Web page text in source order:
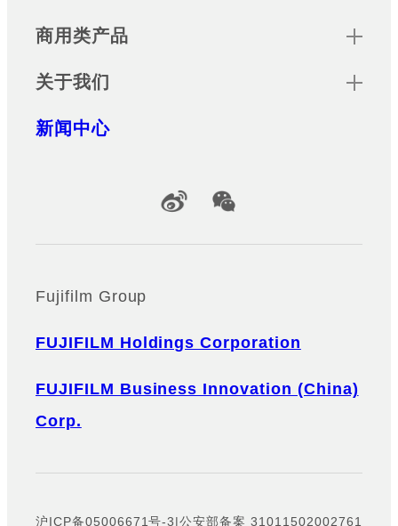
商用类产品
关于我们
新闻中心
Official Social Media Accounts
Fujifilm Group
FUJIFILM Holdings Corporation
FUJIFILM Business Innovation (China)
Corp.
沪ICP备05006671号-3|公安部备案 31011502002761